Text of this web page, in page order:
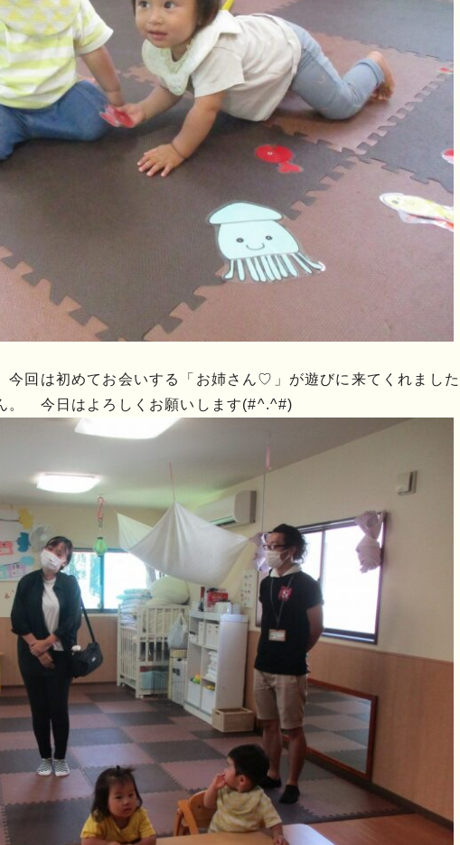
回は初めてお会いする「お姉さん♡」が遊びに来てくれまし
。 今日はよろしくお願いします(#^.^#)